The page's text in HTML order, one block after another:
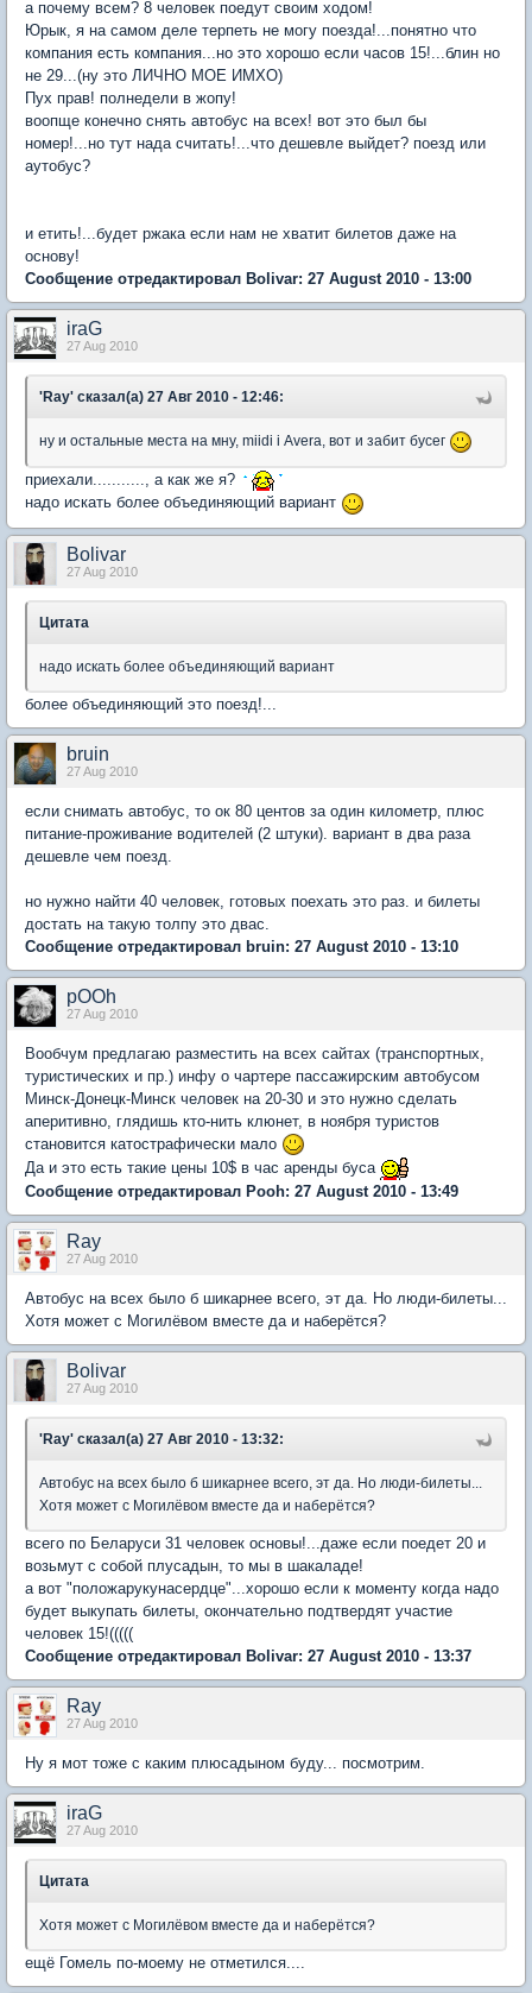
а почему всем? 8 человек поедут своим ходом!
Юрык, я на самом деле терпеть не могу поезда!...понятно что
компания есть компания...но это хорошо если часов 15!...блин но
не 29...(ну это ЛИЧНО МОЕ ИМХО)
Пух прав! полнедели в жопу!
воопще конечно снять автобус на всех! вот это был бы
номер!...но тут нада считать!...что дешевле выйдет? поезд или
аутобус?
и етить!...будет ржака если нам не хватит билетов даже на
основу!
Сообщение отредактировал Bolivar: 27 August 2010 - 13:00
iraG
27 Aug 2010
'Ray' сказал(а) 27 Авг 2010 - 12:46:
ну и остальные места на мну, miidi і Avera, вот и забит бусег
приехали..........., а как же я?
надо искать более объединяющий вариант
Bolivar
27 Aug 2010
Цитата
надо искать более объединяющий вариант
более объединяющий это поезд!...
bruin
27 Aug 2010
если снимать автобус, то ок 80 центов за один километр, плюс
питание-проживание водителей (2 штуки). вариант в два раза
дешевле чем поезд.
но нужно найти 40 человек, готовых поехать это раз. и билеты
достать на такую толпу это двас.
Сообщение отредактировал bruin: 27 August 2010 - 13:10
pOOh
27 Aug 2010
Вообчум предлагаю разместить на всех сайтах (транспортных,
туристических и пр.) инфу о чартере пассажирским автобусом
Минск-Донецк-Минск человек на 20-30 и это нужно сделать
аперитивно, глядишь кто-нить клюнет, в ноября туристов
становится катострафически мало
Да и это есть такие цены 10$ в час аренды буса
Сообщение отредактировал Pooh: 27 August 2010 - 13:49
Ray
27 Aug 2010
Автобус на всех было б шикарнее всего, эт да. Но люди-билеты...
Хотя может с Могилёвом вместе да и наберётся?
Bolivar
27 Aug 2010
'Ray' сказал(а) 27 Авг 2010 - 13:32:
Автобус на всех было б шикарнее всего, эт да. Но люди-билеты...
Хотя может с Могилёвом вместе да и наберётся?
всего по Беларуси 31 человек основы!...даже если поедет 20 и
возьмут с собой плусадын, то мы в шакаладе!
а вот "положарукунасердце"...хорошо если к моменту когда надо
будет выкупать билеты, окончательно подтвердят участие
человек 15!(((((
Сообщение отредактировал Bolivar: 27 August 2010 - 13:37
Ray
27 Aug 2010
Ну я мот тоже с каким плюсадыном буду... посмотрим.
iraG
27 Aug 2010
Цитата
Хотя может с Могилёвом вместе да и наберётся?
ещё Гомель по-моему не отметился....